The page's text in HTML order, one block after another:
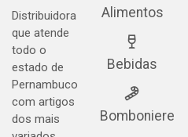
Distribuidora
que atende
todo o
estado de
Pernambuco
com artigos
dos mais
Alimentos
Bebidas
Bomboniere